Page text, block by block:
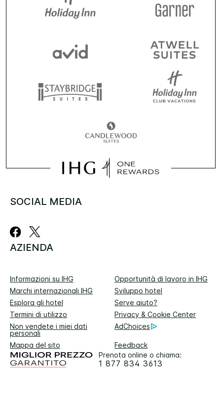
SOCIAL MEDIA
AZIENDA
Informazioni su IHG
Opportunità di lavoro in IHG
Marchi internazionali IHG
Sviluppo hotel
Esplora gli hotel
Serve aiuto?
Termini di utilizzo
Privacy & Cookie Center
Non vendete i miei dati
personali
AdChoices
Mappa del sito
Feedback
Prenota online o chiama:
1 877 834 3613